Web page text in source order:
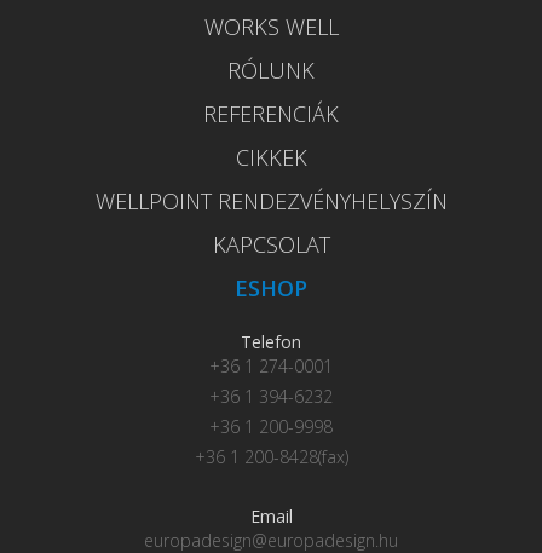
WORKS WELL
RÓLUNK
REFERENCIÁK
CIKKEK
WELLPOINT RENDEZVÉNYHELYSZÍN
KAPCSOLAT
ESHOP
Telefon
+36 1 274-0001
+36 1 394-6232
+36 1 200-9998
+36 1 200-8428(fax)
Email
europadesign@europadesign.hu